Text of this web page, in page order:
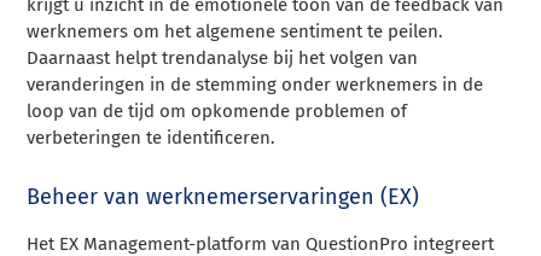
krijgt u inzicht in de emotionele toon van de feedback van
werknemers om het algemene sentiment te peilen.
Daarnaast helpt trendanalyse bij het volgen van
veranderingen in de stemming onder werknemers in de
loop van de tijd om opkomende problemen of
verbeteringen te identificeren.
Beheer van werknemerservaringen (EX)
Het EX Management-platform van QuestionPro integreert